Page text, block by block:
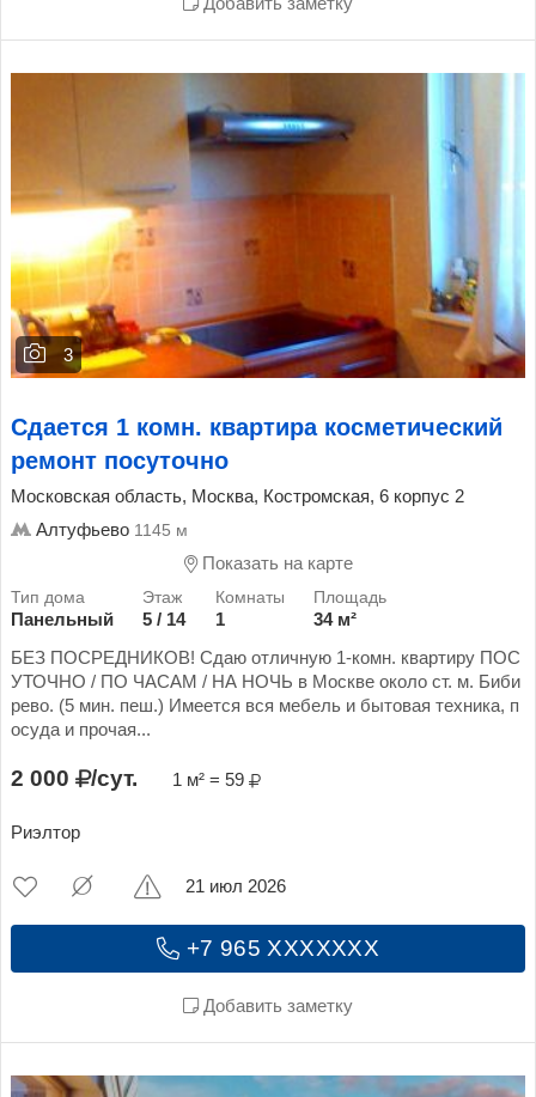
Добавить заметку
3
Сдается 1 комн. квартира косметический
ремонт посуточно
Московская область, Москва, Костромская, 6 корпус 2
Алтуфьево 1145 м
Показать на карте
Панельный 5 / 14 1
34 м²
БЕЗ ПОСРЕДНИКОВ! Сдаю отличную 1-комн. квартиру ПОС
УТОЧНО / ПО ЧАСАМ / НА НОЧЬ в Москве около ст. м. Биби
рево. (5 мин. пеш.) Имеется вся мебель и бытовая техника, п
осуда и прочая...
2 000 /сут. 1 м² = 59
Риэлтор
+7 965 XXXXXXX
Добавить заметку
21 июл 2026